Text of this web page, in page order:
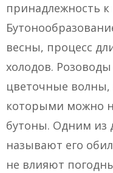
принадлежность
весны, процесс
холодов.
цветочные
которыми можно
бутоны. Одним из
называют его
не влияют